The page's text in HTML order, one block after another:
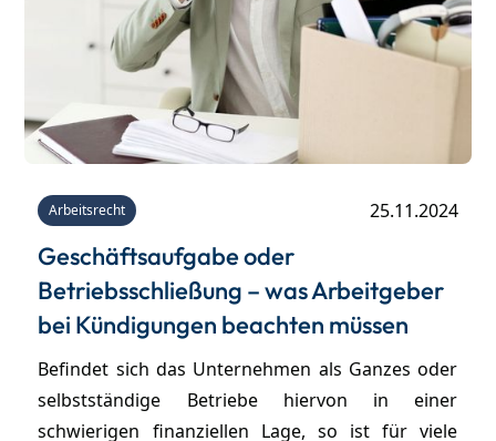
Arbeitsrecht 25.11.2024
Geschäftsaufgabe oder
Betriebsschließung – was Arbeitgeber
bei Kündigungen beachten müssen
Befindet sich das Unternehmen als Ganzes oder
selbstständige Betriebe hiervon in einer
schwierigen finanziellen Lage, so ist für viele